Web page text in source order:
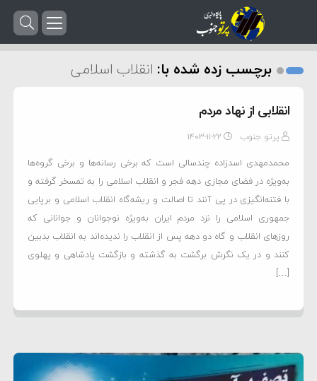
برچسب زده شده با: انقلاب اسلامی
انقلابی از نهاد مردم
پرتو جنوب ۱۴۰۳-۱۱-۲۲
محمدمهدی اسدزاده چندسالی است که برخی رسانه‌ها و برخی گروه‌ها
به‌ویژه در فضای مجازی دهه فجر و انقلاب اسلامی را به تمسخر گرفته و
با فتنه‌انگیزی در پی آنند تا اصالت و ریشه‌گاه انقلاب اسلامی و برپایی
جمهوری اسلامی را نزد مردم ایران به‌ویژه نوجوانان و جوانانی که
روزهای انقلاب و گاه دو دهه پس از انقلاب را ندیده‌اند به انقلاب بدبین
کنند و در یک نگرش برگشت به گذشته و بازگشت پادشاهی و پهلوی
[…]